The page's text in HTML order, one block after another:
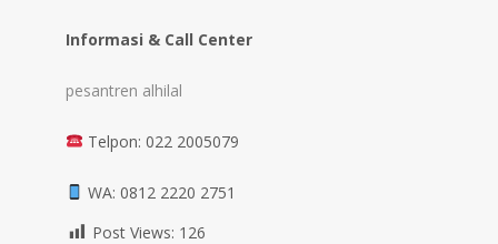
Informasi & Call Center
pesantren alhilal
Telpon: 022 2005079
WA: 0812 2220 2751
Post Views: 126